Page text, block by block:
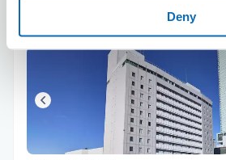
Deny
10:00〜20:00